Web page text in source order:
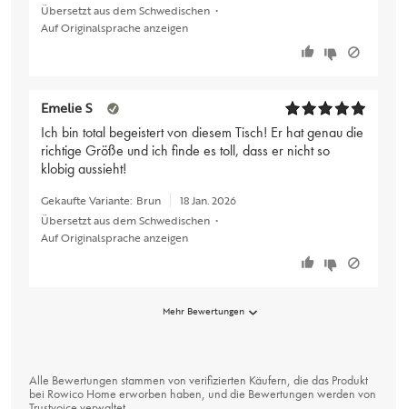
Übersetzt aus dem Schwedischen •
Auf Originalsprache anzeigen
Emelie S
Ich bin total begeistert von diesem Tisch! Er hat genau die
richtige Größe und ich finde es toll, dass er nicht so
klobig aussieht!
Gekaufte Variante: Brun
18 Jan. 2026
Übersetzt aus dem Schwedischen •
Auf Originalsprache anzeigen
Mehr Bewertungen
Alle Bewertungen stammen von verifizierten Käufern, die das Produkt
bei Rowico Home erworben haben, und die Bewertungen werden von